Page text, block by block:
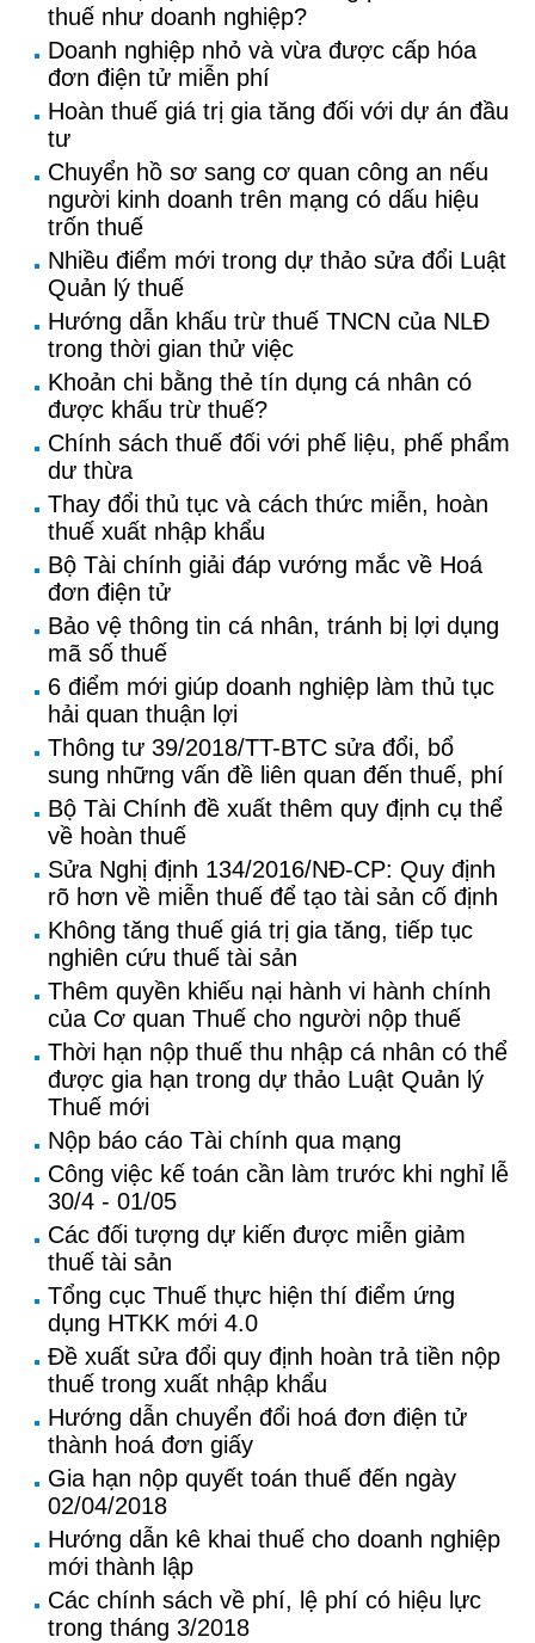
thuế như doanh nghiệp?
Doanh nghiệp nhỏ và vừa được cấp hóa
đơn điện tử miễn phí
Hoàn thuế giá trị gia tăng đối với dự án đầu
tư
Chuyển hồ sơ sang cơ quan công an nếu
người kinh doanh trên mạng có dấu hiệu
trốn thuế
Nhiều điểm mới trong dự thảo sửa đổi Luật
Quản lý thuế
Hướng dẫn khấu trừ thuế TNCN của NLĐ
trong thời gian thử việc
Khoản chi bằng thẻ tín dụng cá nhân có
được khấu trừ thuế?
Chính sách thuế đối với phế liệu, phế phẩm
dư thừa
Thay đổi thủ tục và cách thức miễn, hoàn
thuế xuất nhập khẩu
Bộ Tài chính giải đáp vướng mắc về Hoá
đơn điện tử
Bảo vệ thông tin cá nhân, tránh bị lợi dụng
mã số thuế
6 điểm mới giúp doanh nghiệp làm thủ tục
hải quan thuận lợi
Thông tư 39/2018/TT-BTC sửa đổi, bổ
sung những vấn đề liên quan đến thuế, phí
Bộ Tài Chính đề xuất thêm quy định cụ thể
về hoàn thuế
Sửa Nghị định 134/2016/NĐ-CP: Quy định
rõ hơn về miễn thuế để tạo tài sản cố định
Không tăng thuế giá trị gia tăng, tiếp tục
nghiên cứu thuế tài sản
Thêm quyền khiếu nại hành vi hành chính
của Cơ quan Thuế cho người nộp thuế
Thời hạn nộp thuế thu nhập cá nhân có thể
được gia hạn trong dự thảo Luật Quản lý
Thuế mới
Nộp báo cáo Tài chính qua mạng
Công việc kế toán cần làm trước khi nghỉ lễ
30/4 - 01/05
Các đối tượng dự kiến được miễn giảm
thuế tài sản
Tổng cục Thuế thực hiện thí điểm ứng
dụng HTKK mới 4.0
Đề xuất sửa đổi quy định hoàn trả tiền nộp
thuế trong xuất nhập khẩu
Hướng dẫn chuyển đổi hoá đơn điện tử
thành hoá đơn giấy
Gia hạn nộp quyết toán thuế đến ngày
02/04/2018
Hướng dẫn kê khai thuế cho doanh nghiệp
mới thành lập
Các chính sách về phí, lệ phí có hiệu lực
trong tháng 3/2018